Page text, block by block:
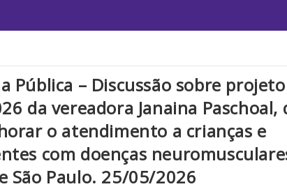
Pública – Discussão sobre
da vereadora Janaina Paschoal,
o atendimento a crianças e
com doenças
São Paulo. 25/05/2026